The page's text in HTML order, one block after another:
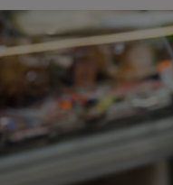
En person håller en ICA-